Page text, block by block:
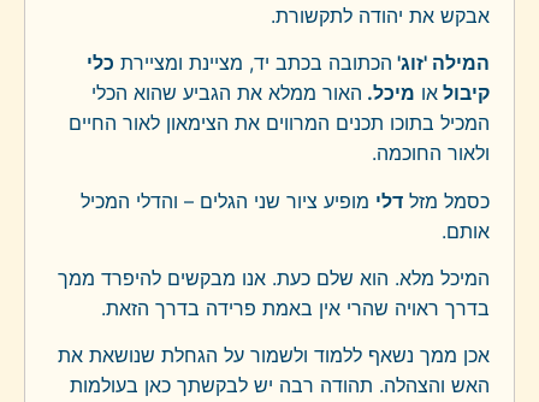
אבקש את יהודה לתקשורת.
המילה 'זוג' הכתובה בכתב יד, מציינת ומציירת כלי
קיבול או מיכל. האור ממלא את הגביע שהוא הכלי
המכיל בתוכו תכנים המרווים את הצימאון לאור החיים
ולאור החוכמה.
כסמל מזל דלי מופיע ציור שני הגלים – והדלי המכיל
אותם.
המיכל מלא. הוא שלם כעת. אנו מבקשים להיפרד ממך
בדרך ראויה שהרי אין באמת פרידה בדרך הזאת.
אכן ממך נשאף ללמוד ולשמור על הגחלת שנושאת את
האש והצהלה. תהודה רבה יש לבקשתך כאן בעולמות